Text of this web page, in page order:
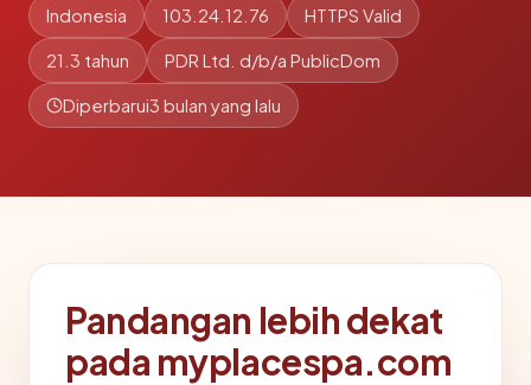
Indonesia 103.24.12.76 HTTPS Valid
21.3 tahun PDR Ltd. d/b/a PublicDom
Diperbarui3 bulan yang lalu
Pandangan lebih dekat
pada myplacespa.com